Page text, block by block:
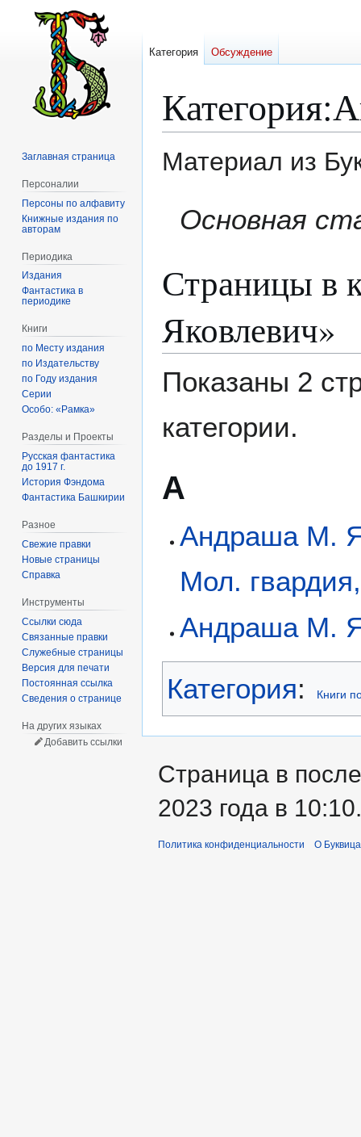
Категория:
Материал из
Основная
Страницы в
Яковлевич»
Показаны 2
категории.
А
Андраша М.
Мол.
Андраша М.
Категория: Книги
Категория Обсуждение
Заглавная страница
Персоналии
Персоны по алфавиту
Книжные издания по
авторам
Периодика
Издания
Фантастика в
периодике
Книги
по Месту издания
по Издательству
по Году издания
Серии
Особо: «Рамка»
Разделы и Проекты
Русская фантастика
до 1917 г.
История Фэндома
Фантастика Башкирии
Разное
Свежие правки
Новые страницы
Справка
Инструменты
Ссылки сюда
Связанные правки
Служебные страницы
Версия для печати
Постоянная ссылка
Сведения о странице
На других языках
Добавить ссылки
Страница в
2023 года в 10:10.
Политика конфиденциальности О Буквица